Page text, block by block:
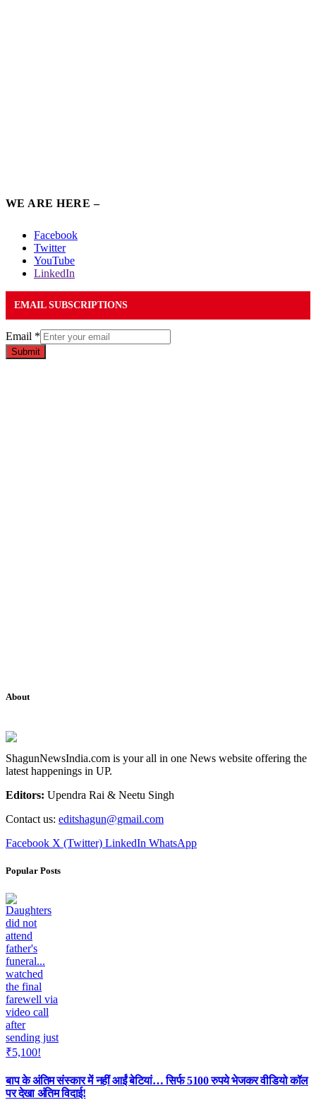
WE ARE HERE –
Facebook
Twitter
YouTube
LinkedIn
EMAIL SUBSCRIPTIONS
Email *
Submit
About
ShagunNewsIndia.com is your all in one News website offering the
latest happenings in UP.
Editors: Upendra Rai & Neetu Singh
Contact us: editshagun@gmail.com
Facebook X (Twitter) LinkedIn WhatsApp
Popular Posts
बाप के अंतिम संस्कार में नहीं आईं बेटियां… सिर्फ 5100 रुपये भेजकर वीडियो कॉल
पर देखा अंतिम विदाई!